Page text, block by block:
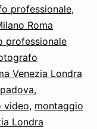
professionale,
Roma
professionale
Venezia Londra
,
video, montaggio
Londra